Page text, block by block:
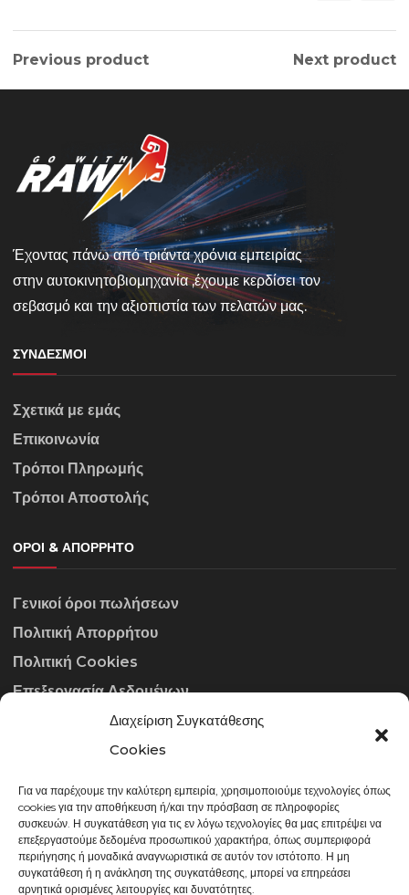
Διαχείριση Συγκατάθεσης
Cookies
Για να παρέχουμε την καλύτερη εμπειρία, χρησιμοποιούμε τεχνολογίες όπως
cookies για την αποθήκευση ή/και την πρόσβαση σε πληροφορίες
συσκευών. Η συγκατάθεση για τις εν λόγω τεχνολογίες θα μας επιτρέψει να
επεξεργαστούμε δεδομένα προσωπικού χαρακτήρα, όπως συμπεριφορά
περιήγησης ή μοναδικά αναγνωριστικά σε αυτόν τον ιστότοπο. Η μη
συγκατάθεση ή η ανάκληση της συγκατάθεσης, μπορεί να επηρεάσει
αρνητικά ορισμένες λειτουργίες και δυνατότητες.
Previous product Next product
Έχοντας πάνω από τριάντα χρόνια εμπειρίας
στην αυτοκινητοβιομηχανία ,έχουμε κερδίσει τον
σεβασμό και την αξιοπιστία των πελατών μας.
ΣΎΝΔΕΣΜΟΙ
Σχετικά με εμάς
Επικοινωνία
Τρόποι Πληρωμής
Τρόποι Αποστολής
ΌΡΟΙ & ΑΠΌΡΡΗΤΟ
Γενικοί όροι πωλήσεων
Πολιτική Απορρήτου
Πολιτική Cookies
Επεξεργασία Δεδομένων
ΣΤΟΙΧΕΊΑ ΕΠΙΚΟΙΝΩΝΊΑΣ
info@gowithraw.gr
24310 35062
Δευ. - Παρ. 08:00 - 20:00